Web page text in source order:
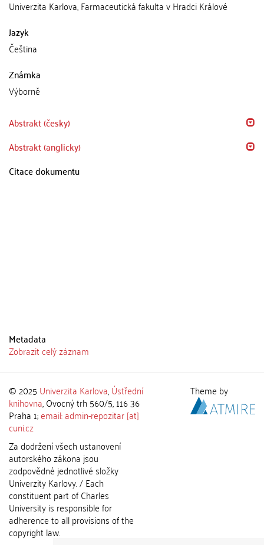
Univerzita Karlova, Farmaceutická fakulta v Hradci Králové
Jazyk
Čeština
Známka
Výborně
Abstrakt (česky)
Abstrakt (anglicky)
Citace dokumentu
Metadata
Zobrazit celý záznam
© 2025 Univerzita Karlova,Ústřední
knihovna, Ovocný trh 560/5, 116 36
Praha 1;email: admin-repozitar [at]
cuni.cz
Za dodržení všech ustanovení
autorského zákona jsou
zodpovědné jednotlivé složky
Univerzity Karlovy. / Each
constituent part of Charles
University is responsible for
adherence to all provisions of the
copyright law.
Theme by